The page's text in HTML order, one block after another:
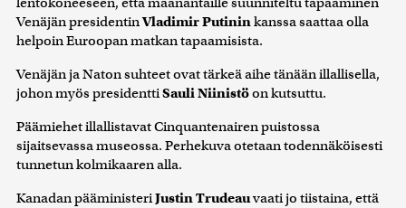
Venäjän presidentinVladimir Putininkanssa saattaa olla
helpoin Euroopan matkan tapaamisista.
Venäjän ja Naton suhteet ovat tärkeä aihe tänään illallisella,
johon myös presidenttiSauli Niinistöon kutsuttu.
Päämiehet illallistavat Cinquantenairen puistossa
sijaitsevassa museossa. Perhekuva otetaan todennäköisesti
tunnetun kolmikaaren alla.
Kanadan pääministeriJustin Trudeauvaati jo tiistaina, että